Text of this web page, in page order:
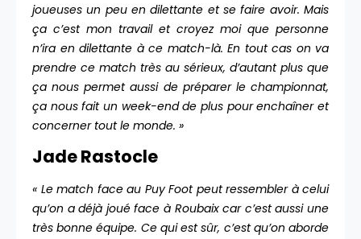
joueuses un peu en dilettante et se faire avoir. Mais
ça c’est mon travail et croyez moi que personne
n’ira en dilettante à ce match-là. En tout cas on va
prendre ce match très au sérieux, d’autant plus que
ça nous permet aussi de préparer le championnat,
ça nous fait un week-end de plus pour enchaîner et
concerner tout le monde. »
Jade Rastocle
« Le match face au Puy Foot peut ressembler à celui
qu’on a déjà joué face à Roubaix car c’est aussi une
très bonne équipe. Ce qui est sûr, c’est qu’on aborde